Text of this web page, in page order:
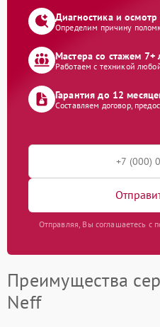
Диагностика и осмотр
Определим причину
Мастера со стажем 7+
Работаем с техникой
Гарантия до 12
Составляем договор,
Отправляя, Вы соглашаетесь с
Преимущества
Neff